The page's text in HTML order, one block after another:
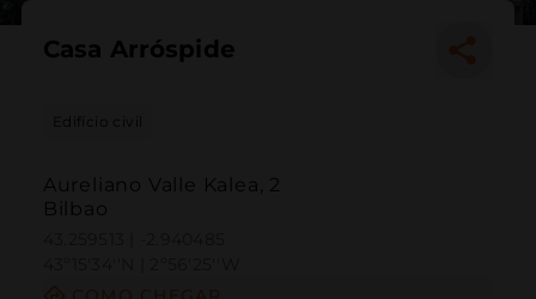
Casa Arróspide
Edifício civil
Aureliano Valle Kalea, 2
Bilbao